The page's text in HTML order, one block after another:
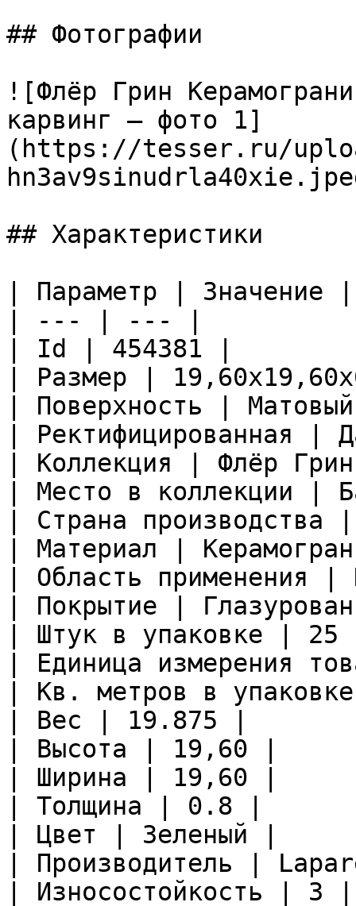
## Фотографии
![Флёр Грин
карвинг — фото 1]
(https://tesser.ru/
## Характеристики
| Параметр | Значение |
| --- | --- |
| Id | 454381 |
| Размер |
| Поверхность |
| Ректифицированная |
| Коллекция | Флёр
| Место в коллекции |
| Страна
| Материал |
| Область применения
| Покрытие |
| Штук в упаковке |
| Единица измерения
| Кв. метров в
| Вес | 19.875 |
| Высота | 19,60 |
| Ширина | 19,60 |
| Толщина | 0.8 |
| Цвет | Зеленый |
| Производитель |
| Износостойкость | 3 |